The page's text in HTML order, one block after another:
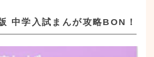
中学入試まんが攻略BON！